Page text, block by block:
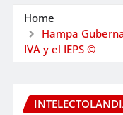
Home
Hampa
IVA y el IEPS ©